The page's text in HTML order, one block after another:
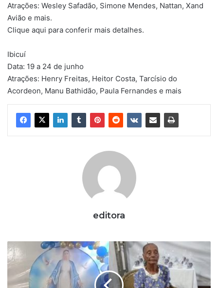
Atrações: Wesley Safadão, Simone Mendes, Nattan, Xand
Avião e mais.
Clique aqui para conferir mais detalhes.
Ibicuí
Data: 19 a 24 de junho
Atrações: Henry Freitas, Heitor Costa, Tarcísio do
Acordeon, Manu Bathidão, Paula Fernandes e mais
editora
B
a